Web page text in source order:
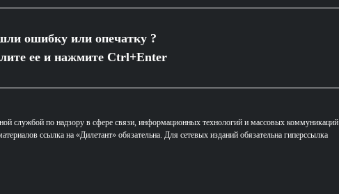
ошибку или опечатку ?
ее и нажмите Ctrl+Enter
службой по надзору в сфере связи, информационных технологий и массовых коммуникаций
ссылка на «Дилетант» обязательна. Для сетевых изданий обязательна гиперссылка